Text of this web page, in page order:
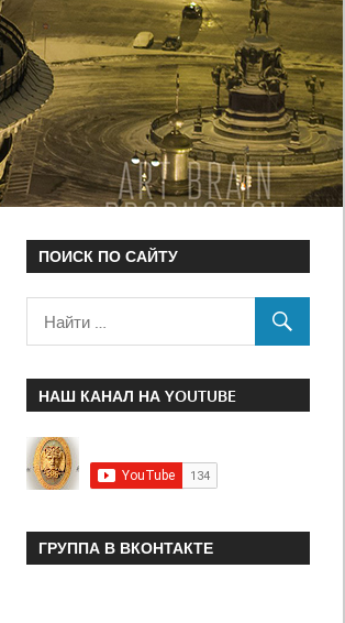
ПОИСК ПО САЙТУ
НАШ КАНАЛ НА YOUTUBE
ГРУППА В ВКОНТАКТЕ